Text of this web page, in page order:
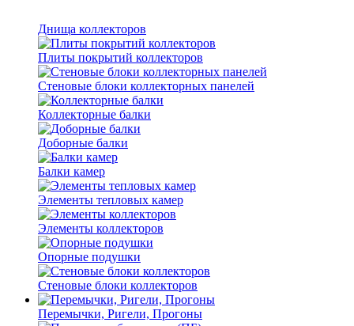
Днища коллекторов
Плиты покрытий коллекторов
Стеновые блоки коллекторных панелей
Коллекторные балки
Доборные балки
Балки камер
Элементы тепловых камер
Элементы коллекторов
Опорные подушки
Стеновые блоки коллекторов
Перемычки, Ригели, Прогоны